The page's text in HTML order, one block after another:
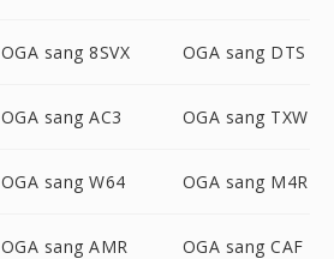
OGA sang 8SVX OGA sang DTS
OGA sang AC3 OGA sang TXW
OGA sang W64 OGA sang M4R
OGA sang AMR OGA sang CAF